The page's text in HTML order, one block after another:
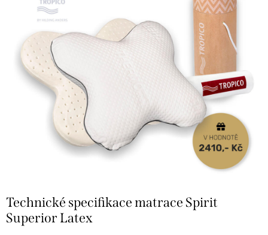
Technické specifikace matrace Spirit
Superior Latex